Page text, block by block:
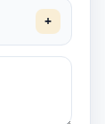
+